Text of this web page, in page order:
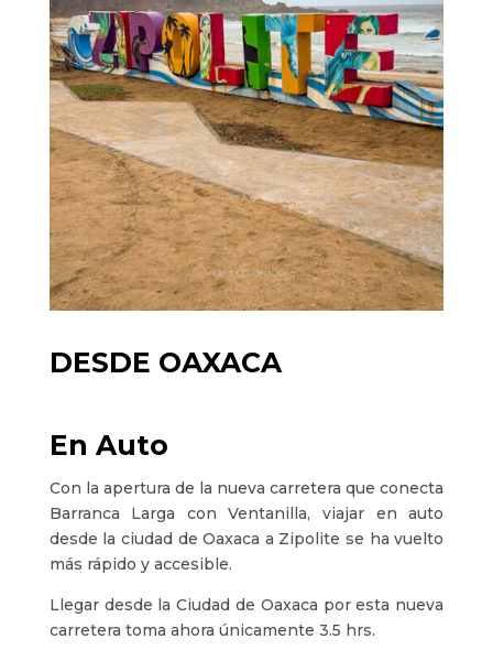
DESDE OAXACA
En Auto
Con la apertura de la nueva carretera que conecta
Barranca Larga con Ventanilla, viajar en auto
desde la ciudad de Oaxaca a Zipolite se ha vuelto
más rápido y accesible.
Llegar desde la Ciudad de Oaxaca por esta nueva
carretera toma ahora únicamente 3.5 hrs.